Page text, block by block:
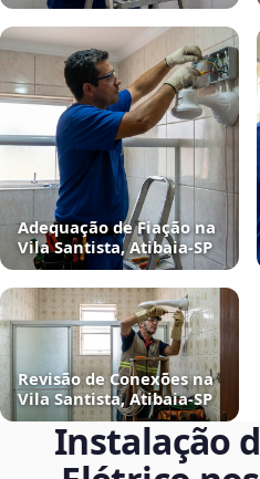
Adequação de Fiação na
Vila Santista, Atibaia‑SP
Revisão de Conexões na
Vila Santista, Atibaia‑SP
Instalação